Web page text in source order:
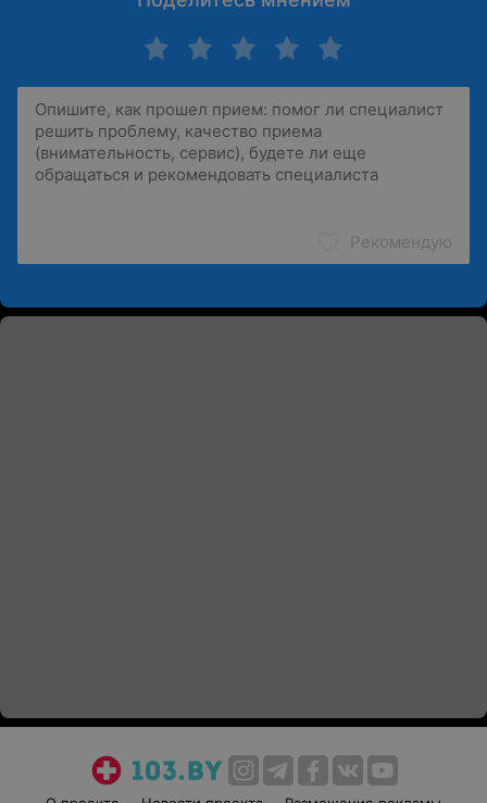
Рекомендую